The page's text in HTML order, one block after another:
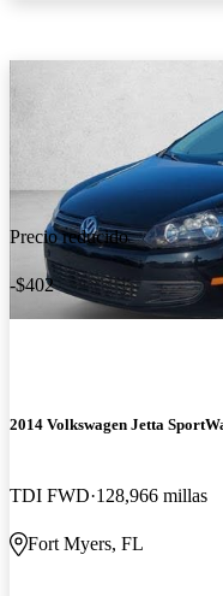
Precio reducido
-$402
2014 Volkswagen Jetta
TDI FWD 128,966 millas
Fort Myers, FL